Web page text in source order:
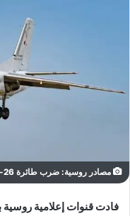
مصادر روسية: ضرب طائرة An-26 بطائرة مسيرة أوكرانية في القرم
فادت قنوات إعلامية